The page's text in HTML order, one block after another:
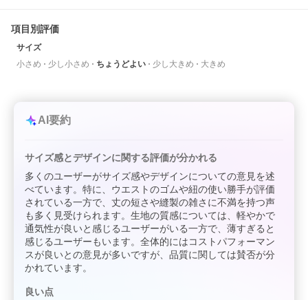
項目別評価
サイズ
小さめ
少し小さめ ちょうどよい 少し大きめ 大きめ
AI要約
サイズ感とデザインに関する評価が分かれる
多くのユーザーがサイズ感やデザインについての意見を述
べています。特に、ウエストのゴムや紐の使い勝手が評価
されている一方で、丈の短さや縫製の雑さに不満を持つ声
も多く見受けられます。生地の質感については、軽やかで
通気性が良いと感じるユーザーがいる一方で、薄すぎると
感じるユーザーもいます。全体的にはコストパフォーマン
スが良いとの意見が多いですが、品質に関しては賛否が分
かれています。
良い点